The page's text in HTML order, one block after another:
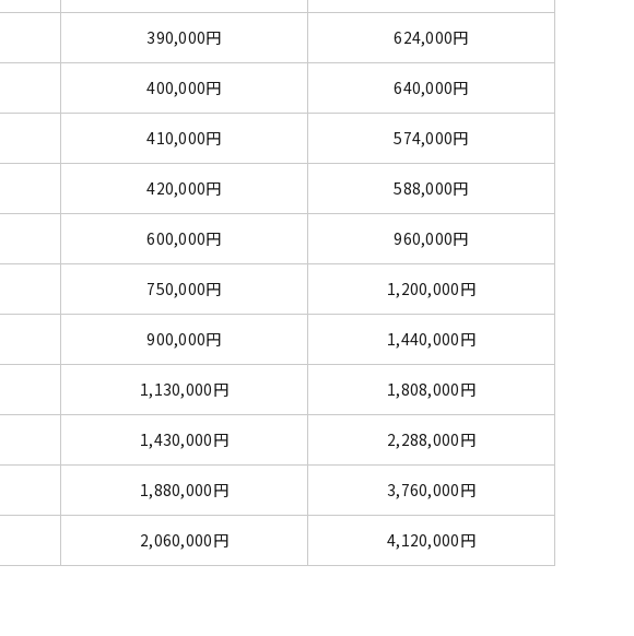
390,000円 624,000円
400,000円 640,000円
410,000円 574,000円
420,000円 588,000円
600,000円 960,000円
750,000円 1,200,000円
900,000円 1,440,000円
1,130,000円 1,808,000円
1,430,000円 2,288,000円
1,880,000円 3,760,000円
2,060,000円 4,120,000円